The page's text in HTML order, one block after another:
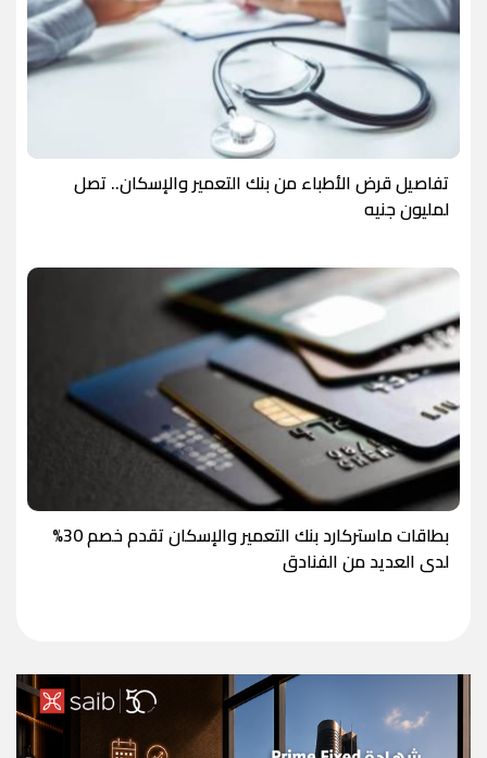
تفاصيل قرض الأطباء من بنك التعمير والإسكان.. تصل
لمليون جنيه
بطاقات ماستركارد بنك التعمير والإسكان تقدم خصم 30%
لدى العديد من الفنادق